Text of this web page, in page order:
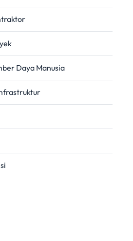
Daya Manusia